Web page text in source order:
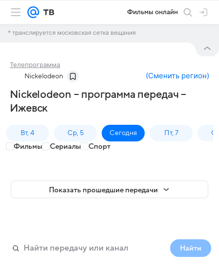
Фильмы онлайн
* транслируется московская сетка вещания
Телепрограмма
Nickelodeon (Сменить регион)
Nickelodeon – программа передач –
Ижевск
Вт, 4 Ср, 5 Сегодня Пт, 7
Фильмы Сериалы Спорт
Показать прошедшие передачи
Найти